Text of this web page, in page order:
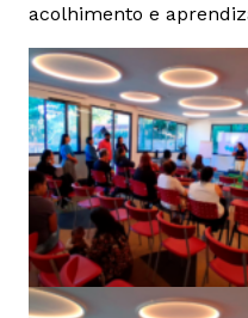
acolhimento e